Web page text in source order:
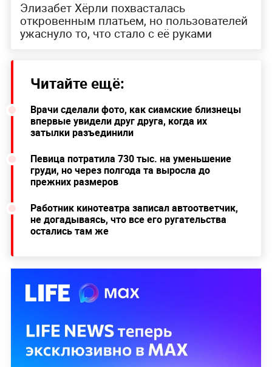
Элизабет Хёрли похвасталась
откровенным платьем, но пользователей
ужаснуло то, что стало с её руками
Читайте ещё:
Врачи сделали фото, как сиамские близнецы
впервые увидели друг друга, когда их
затылки разъединили
Певица потратила 730 тыс. на уменьшение
груди, но через полгода та выросла до
прежних размеров
Работник кинотеатра записал автоответчик,
не догадываясь, что все его ругательства
остались там же